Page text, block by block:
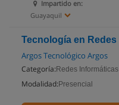
Impartido en:
Guayaquil
Tecnología en Redes
Argos Tecnológico Argos
Categoría: Redes Informáticas
Modalidad: Presencial